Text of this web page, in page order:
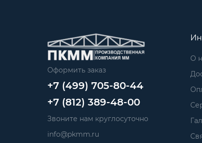
Оформить заказ
+7 (499) 705-80-44
+7 (812) 389-48-00
Звоните нам круглосуточно
info@pkmm.ru
О